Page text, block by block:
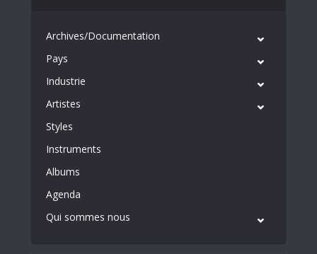
Archives/Documentation
Pays
Industrie
Artistes
Styles
Instruments
Albums
Agenda
Qui sommes nous